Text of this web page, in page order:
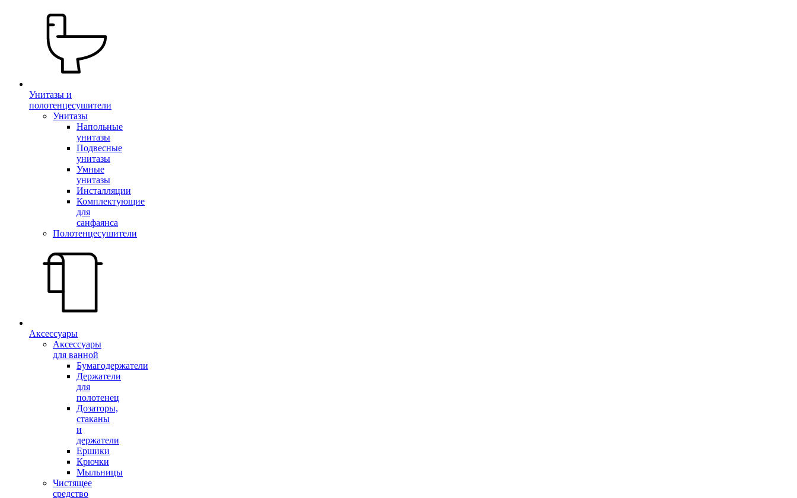
Унитазы и
полотенцесушители
Унитазы
Напольные
унитазы
Подвесные
унитазы
Умные
унитазы
Инсталляции
Комплектующие
для
санфаянса
Полотенцесушители
Аксессуары
Аксессуары
для ванной
Бумагодержатели
Держатели
для
полотенец
Дозаторы,
стаканы
и
держатели
Ершики
Крючки
Мыльницы
Чистящее
средство